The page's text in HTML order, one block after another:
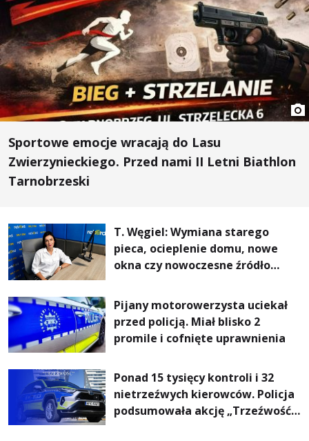
Sportowe emocje wracają do Lasu
Zwierzynieckiego. Przed nami II Letni Biathlon
Tarnobrzeski
T. Węgiel: Wymiana starego
pieca, ocieplenie domu, nowe
okna czy nowoczesne źródło
rachunki za energię, lepszy
komfort życia i... czystsze
powietrze
Pijany motorowerzysta uciekał
przed policją. Miał blisko 2
promile i cofnięte uprawnienia
Ponad 15 tysięcy kontroli i 32
nietrzeźwych kierowców. Policja
podsumowała akcję „Trzeźwość”